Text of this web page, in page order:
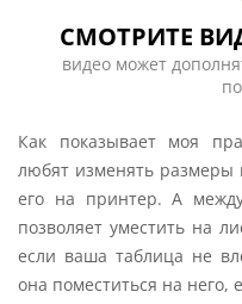
СМОТРИТЕ
видео может
Как показывает моя
любят изменять размеры
его на принтер. А
позволяет уместить на
если ваша таблица не
она поместиться на него,